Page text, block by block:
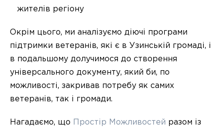
жителів регіону
Окрім цього, ми аналізуємо діючі програми
підтримки ветеранів, які є в Узинській громаді, і
в подальшому долучимося до створення
універсального документу, який би, по
можливості, закривав потребу як самих
ветеранів, так і громади.
Нагадаємо, що Простір Можливостей разом із